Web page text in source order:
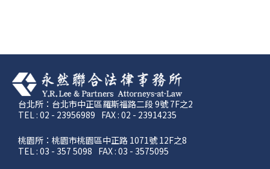
台北所：台北市中正區羅斯福路二段 9號 7F之2
TEL : 02 - 23956989 FAX : 02 - 23914235
桃園所：桃園市桃園區中正路 1071號 12F之8
TEL : 03 - 357 5098 FAX : 03 - 3575095